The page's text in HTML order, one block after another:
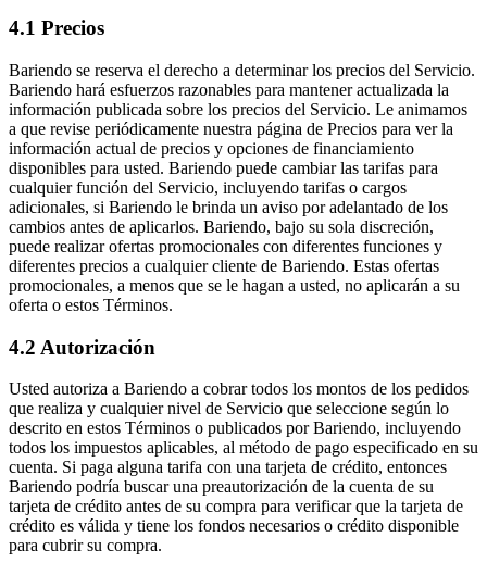
4.1 Precios
Bariendo se reserva el derecho a determinar los precios del Servicio.
Bariendo hará esfuerzos razonables para mantener actualizada la
información publicada sobre los precios del Servicio. Le animamos
a que revise periódicamente nuestra página de Precios para ver la
información actual de precios y opciones de financiamiento
disponibles para usted. Bariendo puede cambiar las tarifas para
cualquier función del Servicio, incluyendo tarifas o cargos
adicionales, si Bariendo le brinda un aviso por adelantado de los
cambios antes de aplicarlos. Bariendo, bajo su sola discreción,
puede realizar ofertas promocionales con diferentes funciones y
diferentes precios a cualquier cliente de Bariendo. Estas ofertas
promocionales, a menos que se le hagan a usted, no aplicarán a su
oferta o estos Términos.
4.2 Autorización
Usted autoriza a Bariendo a cobrar todos los montos de los pedidos
que realiza y cualquier nivel de Servicio que seleccione según lo
descrito en estos Términos o publicados por Bariendo, incluyendo
todos los impuestos aplicables, al método de pago especificado en su
cuenta. Si paga alguna tarifa con una tarjeta de crédito, entonces
Bariendo podría buscar una preautorización de la cuenta de su
tarjeta de crédito antes de su compra para verificar que la tarjeta de
crédito es válida y tiene los fondos necesarios o crédito disponible
para cubrir su compra.